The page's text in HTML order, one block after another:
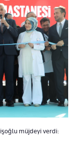
müjdeyi verdi: